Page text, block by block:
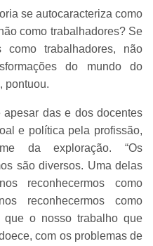
se autocaracteriza como
como trabalhadores? Se
como trabalhadores, não
do mundo do
pontuou.
das e dos docentes
e política pela profissão,
da exploração. “Os
são diversos. Uma delas
reconhecermos como
reconhecermos como
que o nosso trabalho que
com os problemas de